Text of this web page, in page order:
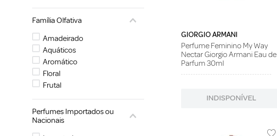
Família Olfativa
Amadeirado
Aquáticos
Aromático
Floral
Frutal
Perfumes Importados ou
Nacionais
GIORGIO ARMANI
Perfume Feminino My Way
Nectar Giorgio Armani Eau de
Parfum 30ml
INDISPONÍVEL